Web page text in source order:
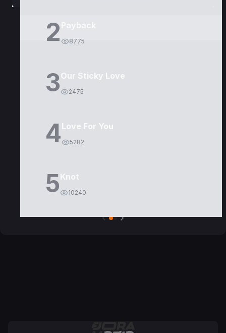
2 8775
3Our Sticky Love
2475
4Love For You
5282
5Knot
10240